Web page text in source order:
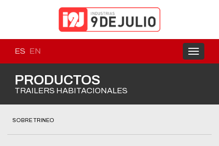
ES EN
Toggle
PRODUCTOS
TRAILERS HABITACIONALES
SOBRE TRINEO